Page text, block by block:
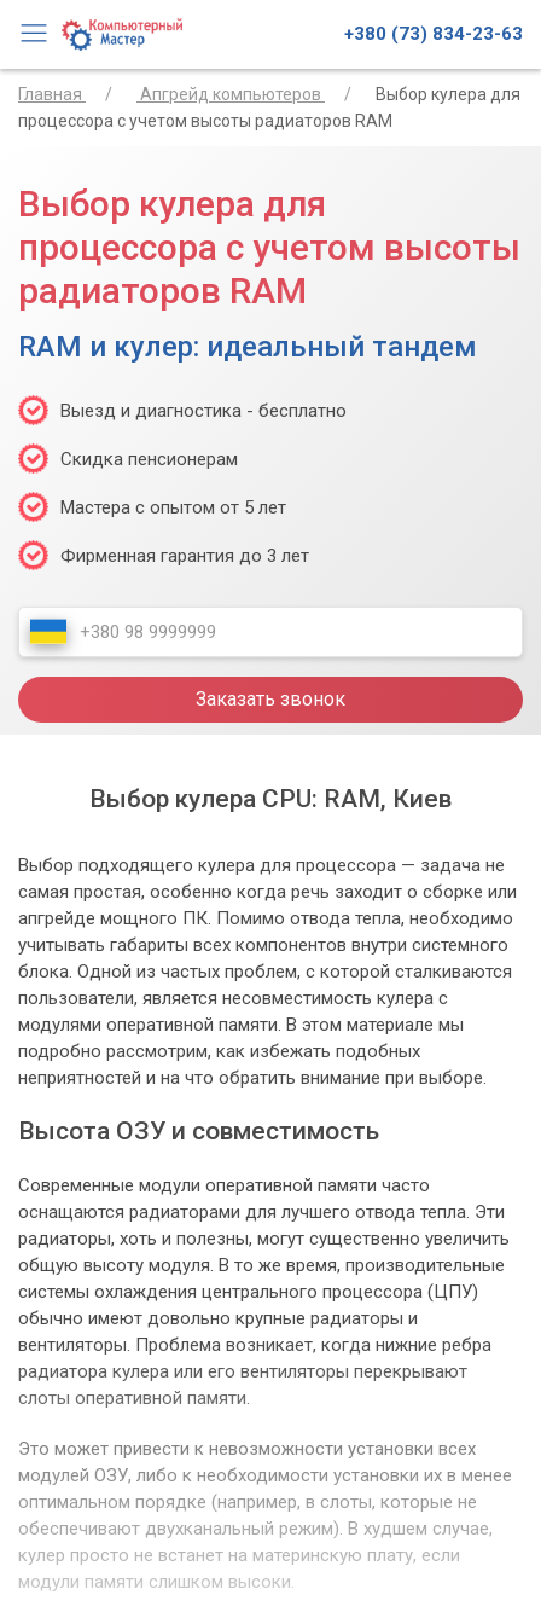
+380 (73) 834-23-63
Главная Апгрейд компьютеров
Выбор кулера для
процессора с учетом высоты радиаторов RAM
Выбор кулера для
процессора с учетом высоты
радиаторов RAM
RAM и кулер: идеальный тандем
Выезд и диагностика - бесплатно
Скидка пенсионерам
Мастера с опытом от 5 лет
Фирменная гарантия до 3 лет
Заказать звонок
Выбор кулера CPU: RAM, Киев
Выбор подходящего кулера для процессора — задача не
самая простая, особенно когда речь заходит о сборке или
апгрейде мощного ПК. Помимо отвода тепла, необходимо
учитывать габариты всех компонентов внутри системного
блока. Одной из частых проблем, с которой сталкиваются
пользователи, является несовместимость кулера с
модулями оперативной памяти. В этом материале мы
подробно рассмотрим, как избежать подобных
неприятностей и на что обратить внимание при выборе.
Высота ОЗУ и совместимость
Современные модули оперативной памяти часто
оснащаются радиаторами для лучшего отвода тепла. Эти
радиаторы, хоть и полезны, могут существенно увеличить
общую высоту модуля. В то же время, производительные
системы охлаждения центрального процессора (ЦПУ)
обычно имеют довольно крупные радиаторы и
вентиляторы. Проблема возникает, когда нижние ребра
радиатора кулера или его вентиляторы перекрывают
слоты оперативной памяти.
Это может привести к невозможности установки всех
модулей ОЗУ, либо к необходимости установки их в менее
оптимальном порядке (например, в слоты, которые не
обеспечивают двухканальный режим). В худшем случае,
кулер просто не встанет на материнскую плату, если
модули памяти слишком высоки.